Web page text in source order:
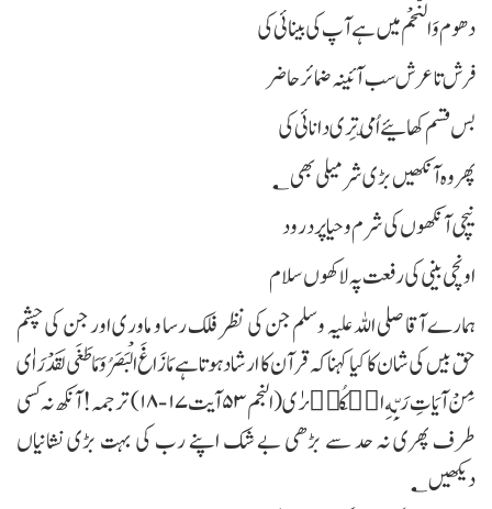
دھوم وَالنَّجْم میں ہے آپ کی بینائی کی
فرش تا عرش سب آئینہ ضمائر حاضر
بس قسم کھائیے اُمّی تِری دانائی کی
پھر وہ آنکھیں بڑی شرمیلی بھی؂
نیچی آنکھوں کی شرم و حیا پر درود
اونچی بینی کی رفعت پہ لاکھوں سلام
ہمارے آقا صلی اللہ علیہ وسلم جن کی نظر فلک رسا و ماوری اور جن کی چشم
حق بیں کی شان کا کیا کہنا کہ قرآن کا ارشاد ہوتا ہے مَازَاغَ الْبَصَرُ وَمَاطَغَى لَقَدْ رَاٰى
مِنْ آيَاتِ رَبِّهِ الۡکُبۡرٰی (النجم ۵۳ آیت ۱۷ - ۱۸) ترجمہ ! آنکھ نہ کسی
طرف پھری نہ حد سے بڑھی بے شک اپنے رب کی بہت بڑی نشانیاں
دیکھیں؂